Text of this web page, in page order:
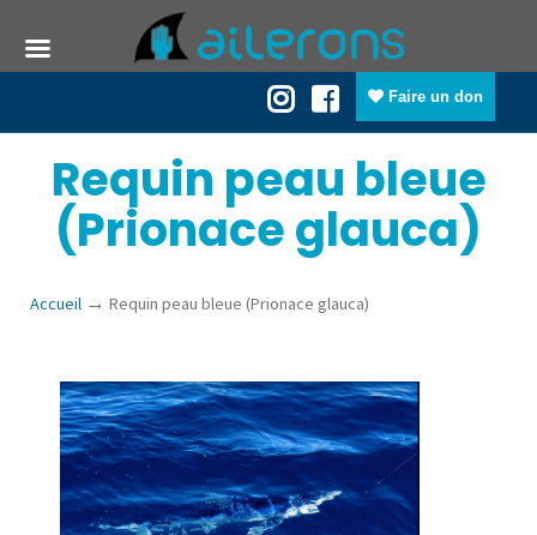
Faire un don
Requin peau bleue
(Prionace glauca)
Accueil → Requin peau bleue (Prionace glauca)